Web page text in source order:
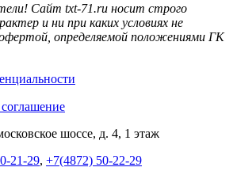
Сайт txt-71.ru носит строго
и ни при каких условиях не
определяемой положениями ГК
шоссе, д. 4, 1 этаж
21-29, +7(4872) 50-22-29